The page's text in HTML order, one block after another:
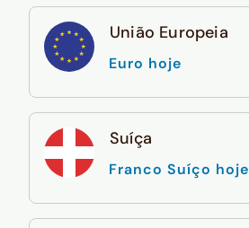
União Europeia
Euro hoje
Suíça
Franco Suíço hoje